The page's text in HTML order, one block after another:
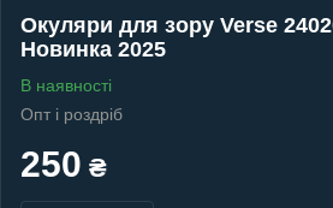
Окуляри для зору Verse
Новинка 2025
В наявності
Опт і роздріб
250 ₴